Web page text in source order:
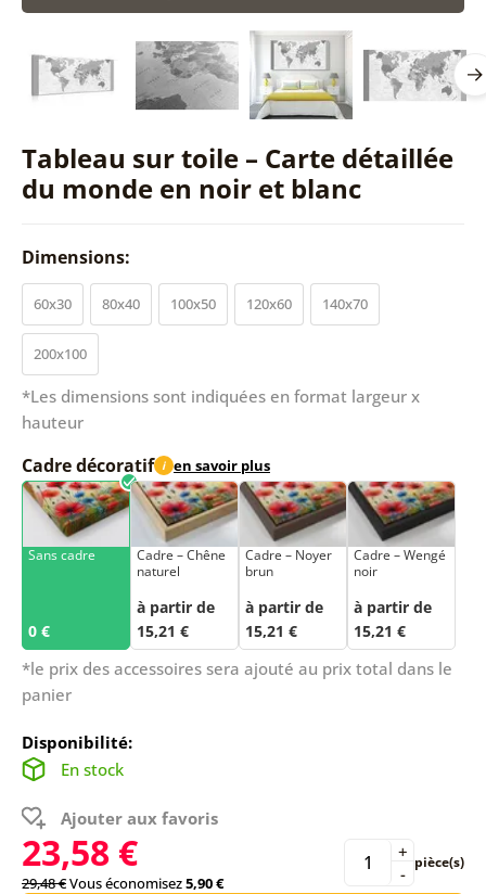
Tableau sur toile – Carte détaillée
du monde en noir et blanc
Dimensions:
60x30 80x40 100x50 120x60 140x70
200x100
*Les dimensions sont indiquées en format largeur x
hauteur
Cadre décoratif i en savoir plus
Sans cadre
0 €
Cadre – Chêne
naturel
à partir de
15,21 €
Cadre – Noyer
brun
à partir de
15,21 €
Cadre – Wengé
noir
à partir de
15,21 €
*le prix des accessoires sera ajouté au prix total dans le
panier
Disponibilité:
En stock
Ajouter aux favoris
23,58 €
29,48 €Vous économisez5,90 € -
+ pièce(s)